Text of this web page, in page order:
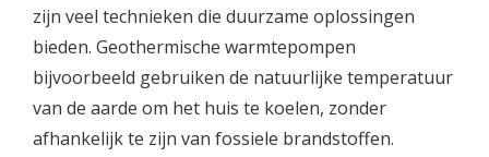
zijn veel technieken die duurzame oplossingen
bieden. Geothermische warmtepompen
bijvoorbeeld gebruiken de natuurlijke temperatuur
van de aarde om het huis te koelen, zonder
afhankelijk te zijn van fossiele brandstoffen.